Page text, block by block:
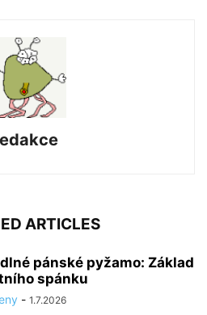
ARTICLES
pánské pyžamo: Základ
spánku
- 1.7.2026